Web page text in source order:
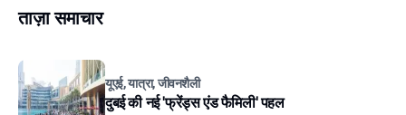
ताज़ा समाचार
यूएई, यात्रा, जीवनशैली
दुबई की नई 'फ्रेंड्स एंड फैमिली' पहल